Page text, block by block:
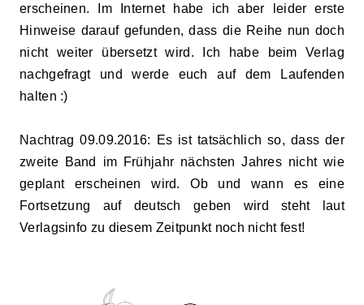
erscheinen. Im Internet habe ich aber leider erste
Hinweise darauf gefunden, dass die Reihe nun doch
nicht weiter übersetzt wird. Ich habe beim Verlag
nachgefragt und werde euch auf dem Laufenden
halten :)
Nachtrag 09.09.2016: Es ist tatsächlich so, dass der
zweite Band im Frühjahr nächsten Jahres nicht wie
geplant erscheinen wird. Ob und wann es eine
Fortsetzung
auf deutsch geben wird steht laut
Verlagsinfo zu diesem Zeitpunkt noch nicht fest!